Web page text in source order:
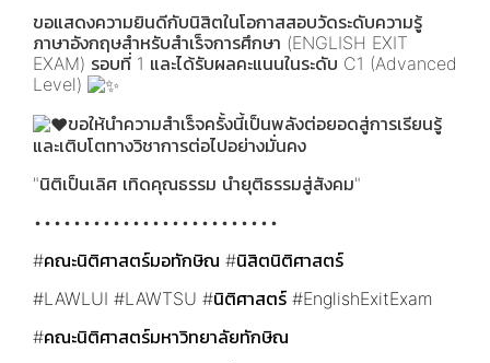
ขอแสดงความยินดีกับนิสิตในโอกาสสอบวัดระดับความรู้
ภาษาอังกฤษสำหรับสำเร็จการศึกษา (ENGLISH EXIT
EXAM) รอบที่ 1 และได้รับผลคะแนนในระดับ C1 (Advanced
Level)
ขอให้นำความสำเร็จครั้งนี้เป็นพลังต่อยอดสู่การเรียนรู้
และเติบโตทางวิชาการต่อไปอย่างมั่นคง
"นิติเป็นเลิศ เทิดคุณธรรม นำยุติธรรมสู่สังคม"
•••••••••••••••••••••••••
#คณะนิติศาสตร์มอทักษิณ #นิสิตนิติศาสตร์
#LAWLUI #LAWTSU #นิติศาสตร์ #EnglishExitExam
#คณะนิติศาสตร์มหาวิทยาลัยทักษิณ